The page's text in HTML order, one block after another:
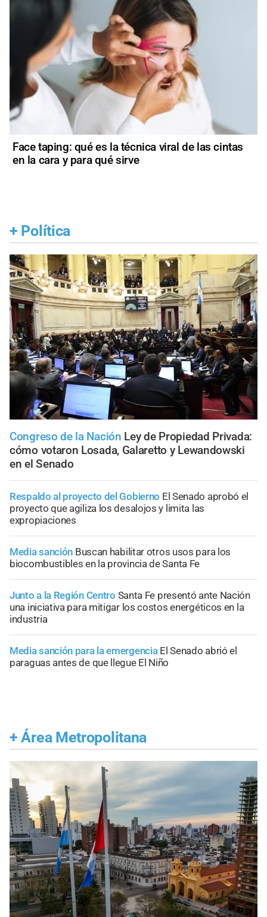
Face taping: qué es la técnica viral de las cintas
en la cara y para qué sirve
+ Política
Congreso de la Nación Ley de Propiedad Privada:
cómo votaron Losada, Galaretto y Lewandowski
en el Senado
Respaldo al proyecto del Gobierno El Senado aprobó el
proyecto que agiliza los desalojos y limita las
expropiaciones
Media sanción Buscan habilitar otros usos para los
biocombustibles en la provincia de Santa Fe
Junto a la Región Centro Santa Fe presentó ante Nación
una iniciativa para mitigar los costos energéticos en la
industria
Media sanción para la emergencia El Senado abrió el
paraguas antes de que llegue El Niño
+ Área Metropolitana